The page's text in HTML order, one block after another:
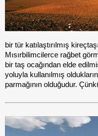
bir tür katılaştırılmış
Mısırbilimcilerce rağbet
bir taş ocağından elde
yoluyla kullanılmış
parmağının olduğudur.